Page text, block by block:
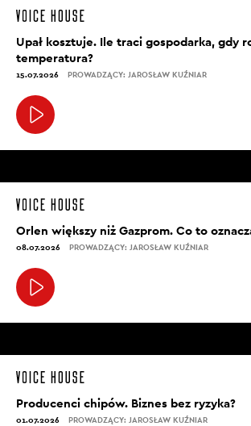
Upał kosztuje. Ile traci gospodarka, gdy
temperatura?
15.07.2026 PROWADZĄCY: JAROSŁAW KUŹNIAR
Orlen większy niż Gazprom. Co to
08.07.2026 PROWADZĄCY: JAROSŁAW KUŹNIAR
Producenci chipów. Biznes bez ryzyka?
01.07.2026 PROWADZĄCY: JAROSŁAW KUŹNIAR